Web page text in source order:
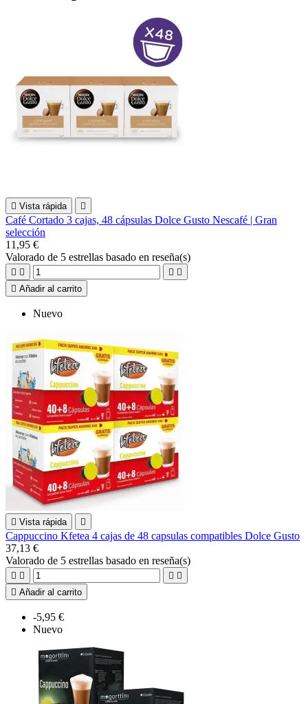
 Vista rápida 
Café Cortado 3 cajas, 48 cápsulas Dolce Gusto Nescafé | Gran
selección
11,95 €
Valorado de 5 estrellas basado en reseña(s)
   
 Añadir al carrito
Nuevo
 Vista rápida 
Cappuccino Kfetea 4 cajas de 48 capsulas compatibles Dolce Gusto
37,13 €
Valorado de 5 estrellas basado en reseña(s)
   
 Añadir al carrito
-5,95 €
Nuevo